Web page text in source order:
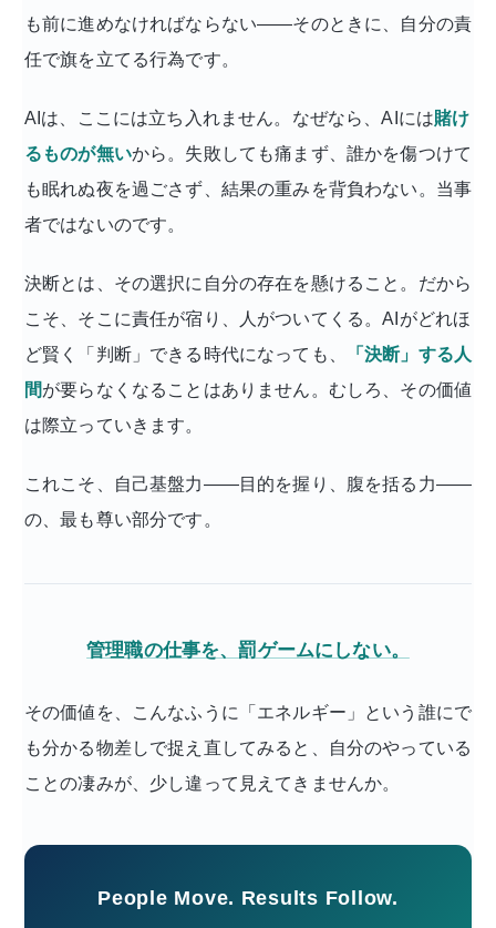
も前に進めなければならない——そのときに、自分の責
任で旗を立てる行為です。
AIは、ここには立ち入れません。なぜなら、AIには賭け
るものが無いから。失敗しても痛まず、誰かを傷つけて
も眠れぬ夜を過ごさず、結果の重みを背負わない。当事
者ではないのです。
決断とは、その選択に自分の存在を懸けること。だから
こそ、そこに責任が宿り、人がついてくる。AIがどれほ
ど賢く「判断」できる時代になっても、
「決断」する人
間が要らなくなることはありません。むしろ、その価値
は際立っていきます。
これこそ、自己基盤力——目的を握り、腹を括る力——
の、最も尊い部分です。
管理職の仕事を、罰ゲームにしない。
その価値を、こんなふうに「エネルギー」という誰にで
も分かる物差しで捉え直してみると、自分のやっている
ことの凄みが、少し違って見えてきませんか。
People Move. Results Follow.